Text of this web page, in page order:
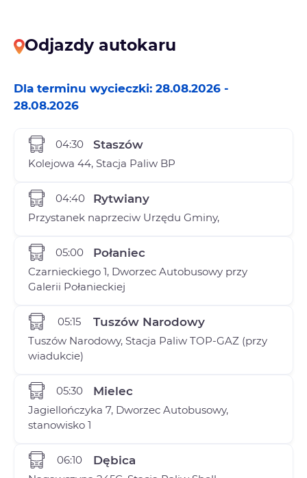
Odjazdy autokaru
Dla terminu wycieczki: 28.08.2026 -
28.08.2026
04:30 Staszów
Kolejowa 44, Stacja Paliw BP
04:40 Rytwiany
Przystanek naprzeciw Urzędu Gminy,
05:00 Połaniec
Czarnieckiego 1, Dworzec Autobusowy przy
Galerii Połanieckiej
05:15 Tuszów Narodowy
Tuszów Narodowy, Stacja Paliw TOP-GAZ (przy
wiadukcie)
05:30 Mielec
Jagiellończyka 7, Dworzec Autobusowy,
stanowisko 1
06:10 Dębica